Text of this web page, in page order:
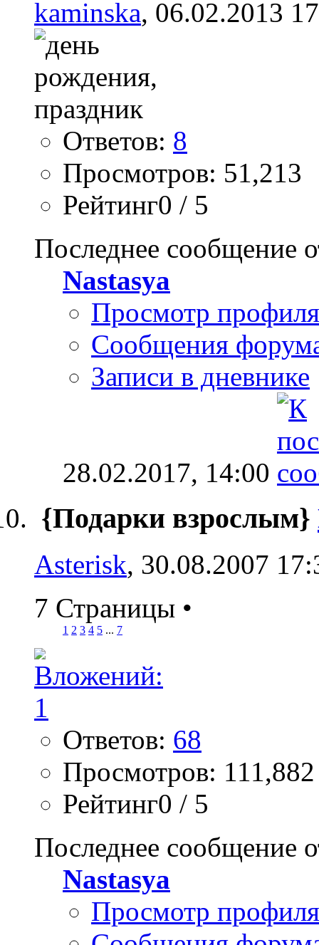
kaminska, 06.02.2013
Ответов: 8
Просмотров: 51,213
Рейтинг0 / 5
Последнее сообщение
Nastasya
Просмотр профиля
Сообщения
Записи в дневнике
28.02.2017, 14:00
{Подарки взрослым}
Asterisk, 30.08.2007
7 Страницы •
1 2 3 4 5 ... 7
Ответов: 68
Просмотров: 111,882
Рейтинг0 / 5
Последнее сообщение
Nastasya
Просмотр профиля